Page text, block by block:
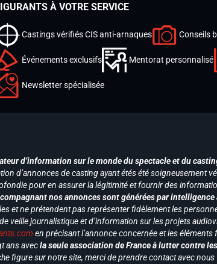
À VOTRE SERVICE
Castings vérifiés CIS anti-arnaques Conseils
Événements exclusifs Mentorat personnalisé
Newsletter spécialisée
d’information sur le monde du spectacle et du
d’annonces de casting ayant étés été soigneusement
pour en assurer la légitimité et fournir des
nos annonces sont générées par
et ne prétendent pas représenter fidèlement les
veille journalistique et d’information sur les projets
en précisant l’annonce concernée et les éléments
ans avecla seule association de France à lutter contre
figure sur notre site, merci de prendre contact avec nous